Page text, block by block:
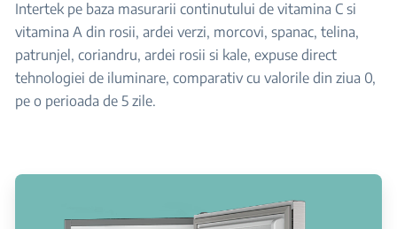
Intertek pe baza masurarii continutului de vitamina C si
vitamina A din rosii, ardei verzi, morcovi, spanac, telina,
patrunjel, coriandru, ardei rosii si kale, expuse direct
tehnologiei de iluminare, comparativ cu valorile din ziua 0,
pe o perioada de 5 zile.